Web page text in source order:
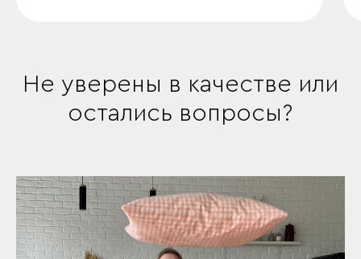
Не уверены в качестве или
остались вопросы?